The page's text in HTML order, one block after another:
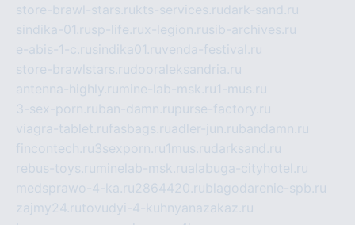
store-brawl-stars.rukts-services.rudark-sand.ru
sindika-01.rusp-life.rux-legion.rusib-archives.ru
e-abis-1-c.rusindika01.ruvenda-festival.ru
store-brawlstars.rudooraleksandria.ru
antenna-highly.ru mine-lab-msk.ru1-mus.ru
3-sex-porn.ruban-damn.rupurse-factory.ru
viagra-tablet.rufasbags.ruadler-jun.rubandamn.ru
fincontech.ru3sexporn.ru1mus.rudarksand.ru
rebus-toys.ru minelab-msk.rualabuga-cityhotel.ru
medsprawo-4-ka.ru2864420.rublagodarenie-spb.ru
zajmy24.rutovudyi-4-kuhnyanazakaz.ru